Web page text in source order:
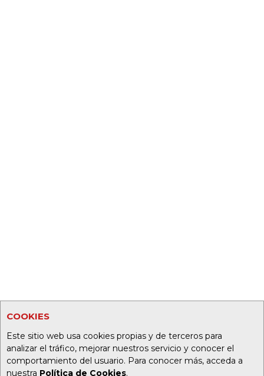
COOKIES
Este sitio web usa cookies propias y de terceros para
analizar el tráfico, mejorar nuestros servicio y conocer el
comportamiento del usuario. Para conocer más, acceda a
nuestra Política de Cookies.